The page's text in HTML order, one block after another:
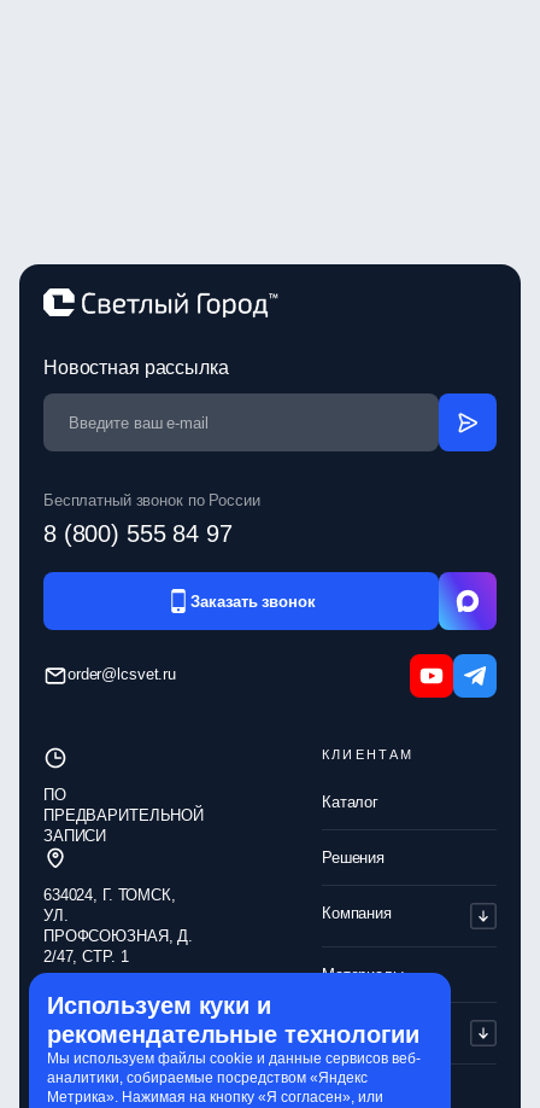
Новостная рассылка
Бесплатный звонок по России
8 (800) 555 84 97
Заказать звонок
order@lcsvet.ru
КЛИЕНТАМ
Каталог
Решения
Компания
Материалы
Партнерам
Контакты
ПО
ПРЕДВАРИТЕЛЬНОЙ
ЗАПИСИ
634024, Г. ТОМСК,
УЛ.
ПРОФСОЮЗНАЯ, Д.
2/47, СТР. 1
Обработка
персональных
данных
Политика
Используем куки и
рекомендательные технологии
Мы используем файлы cookie и данные сервисов веб-
аналитики, собираемые посредством «Яндекс
Метрика». Нажимая на кнопку «Я согласен», или